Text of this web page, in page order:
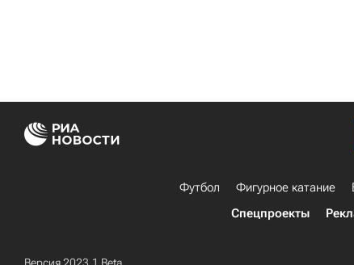
Футбол Фигурное катание
Спецпроекты